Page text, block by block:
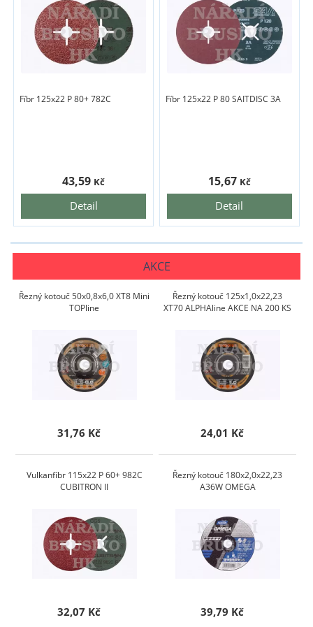
Fíbr 125x22 P 80+ 782C
Detail
43,59 Kč
Fíbr 125x22 P 80 SAITDISC 3A
Detail
15,67 Kč
AKCE
Řezný kotouč 50x0,8x6,0 XT8 Mini
TOPline
31,76 Kč
Řezný kotouč 125x1,0x22,23
XT70 ALPHAline AKCE NA 200 KS
24,01 Kč
Vulkanfíbr 115x22 P 60+ 982C
CUBITRON II
32,07 Kč
Řezný kotouč 180x2,0x22,23
A36W OMEGA
39,79 Kč